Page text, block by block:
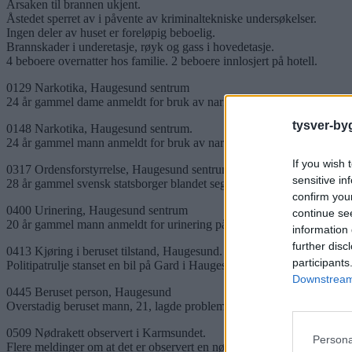
tysver-
If you wish
sensitive
confirm
continue
information
further
Årsaken til brannen ukjent.
Åstedet sperret av i påvente av kriminaltekniske undersøkelser.
Ingen deler av huset er foreløpig beboelig.
Brannskader i underetasje, røyk og gass i hovedetasje.
4 beboere overnatter hos familie. 2 beboere innlosjert på hotell.
0129 Narkotika, Haugesund sentrum
24 år gammel dame anmeldt for bruk av narkotika på utested i
0148 Narkotika, Haugesund sentrum.
24 år gammel mann anmeldt for bruk av narkotika på utested i
0317 Ordensforstyrrelse, Haugesund sentrum.
28 år gammel svensk statsborger blandet seg inn i politiet arbeid på
0400 Urinering, Haugesund sentrum
20 år gammel mann anmeldt for urinering på offentlig sted i
0413 Kjøring i beruset tilstand, Haugesund.
Politipatrulje stanset en bil på Gard i Haugesund. Fører mistenkes
0445 Beruset person, Haugesund
Overstadig beruset mann, 21, lagde problemer på en privat fest i
0509 Nødrakett observert i Karmsundet.
Flere meldinger om at det er observert en nødrakett i Karmsundet